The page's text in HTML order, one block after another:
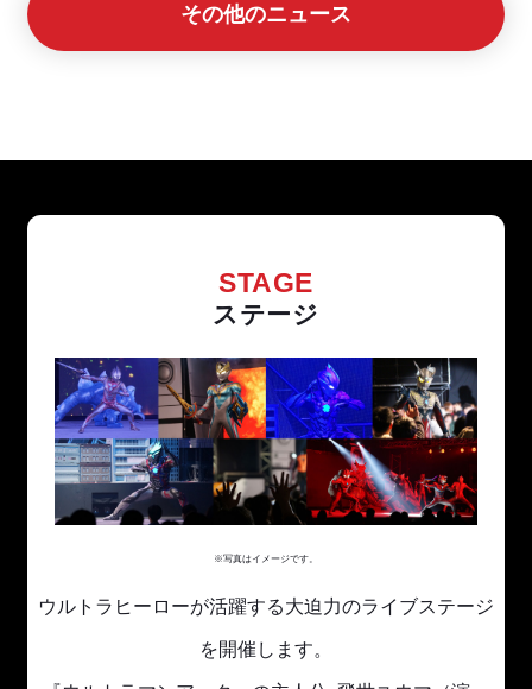
その他のニュース
STAGE
ステージ
※写真はイメージです。
ウルトラヒーローが活躍する大迫力のライブステージ
を開催します。